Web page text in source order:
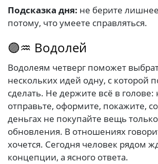
Подсказка дня: не берите
потому, что умеете справляться.
🟣♒ Водолей
Водолеям четверг поможет
нескольких идей одну, с которой
сделать. Не держите всё в
отправьте, оформите, покажите,
деньгах не покупайте вещь
обновления. В отношениях
хочется. Сегодня человек рядом
концепции, а ясного ответа.